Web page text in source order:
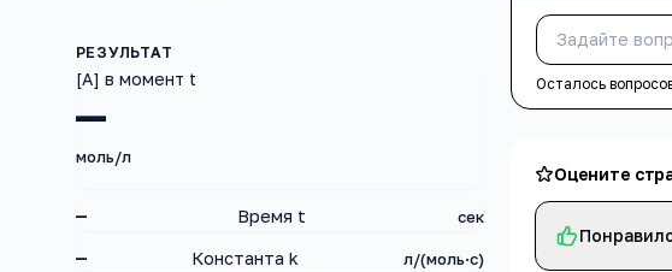
—
[A] в момент t
моль/л
— Время t сек
— Константа k л/(моль·с)
Осталось
Оцените